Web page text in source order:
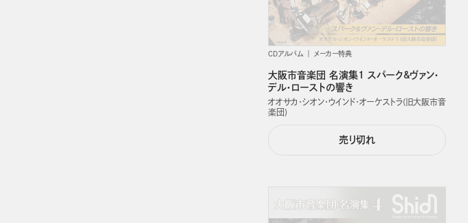
CDアルバム メーカー特典
大阪市音楽団 名演集1 スパーク&ヴァン・
デル・ローストの響き
オオサカ・シオン・ウインド・オーケストラ(旧大阪市音
楽団)
売り切れ